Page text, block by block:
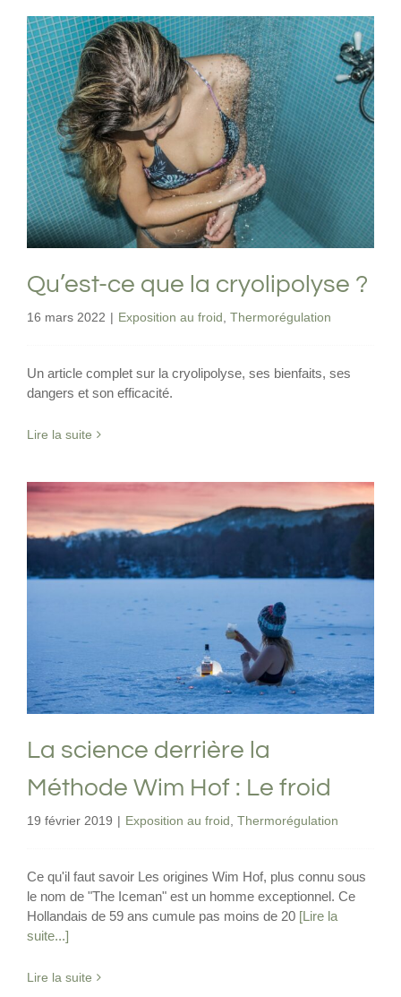
Qu’est-ce que la cryolipolyse ?
Exposition au froid Thermorégulation
Qu’est-ce que la cryolipolyse ?
16 mars 2022 | Exposition au froid Thermorégulation
Un article complet sur la cryolipolyse, ses bienfaits, ses
dangers et son efficacité.
Lire la suite
La science derrière la Méthode Wim Hof
: Le froid
Exposition au froid Thermorégulation
La science derrière la
Méthode Wim Hof : Le froid
19 février 2019 | Exposition au froid Thermorégulation
Ce qu'il faut savoir Les origines Wim Hof, plus connu sous
le nom de "The Iceman" est un homme exceptionnel. Ce
Hollandais de 59 ans cumule pas moins de 20 [Lire la
suite...]
Lire la suite